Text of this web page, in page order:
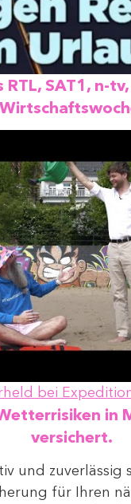
RTL, SAT1, n-
bei
in
versichert.
und zuverlässig
für Ihren